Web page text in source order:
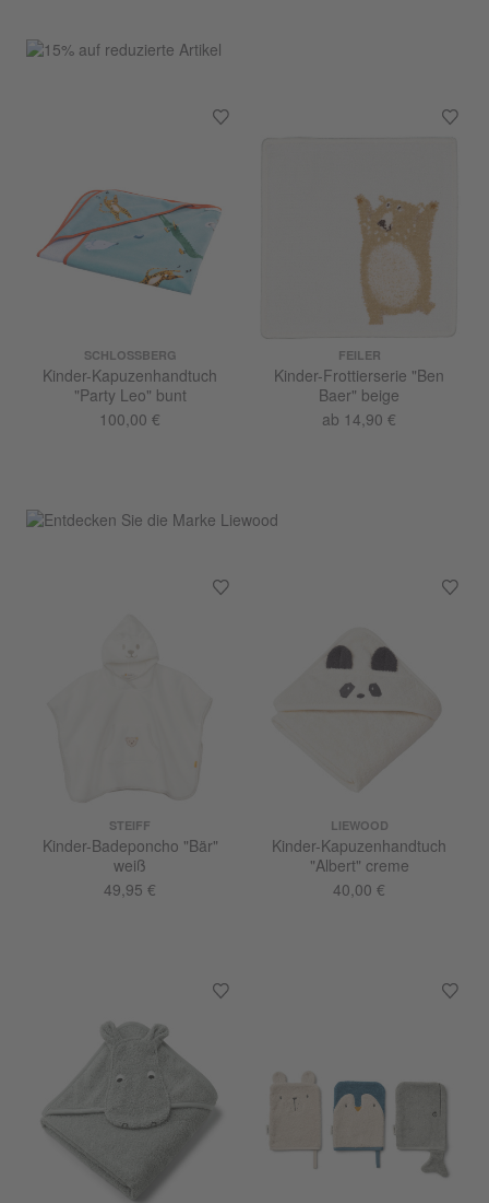
SCHLOSSBERG
Kinder-Kapuzenhandtuch
"Party Leo" bunt
100,00 €
FEILER
Kinder-Frottierserie "Ben
Baer" beige
ab 14,90 €
STEIFF
Kinder-Badeponcho "Bär"
weiß
49,95 €
LIEWOOD
Kinder-Kapuzenhandtuch
"Albert" creme
40,00 €